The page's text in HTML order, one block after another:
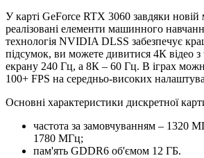
У карті GeForce RTX 3060 завдяки новій
реалізовані елементи машинного
технологія NVIDIA DLSS забезпечує
підсумок, ви можете дивитися 4К відео
екрану 240 Гц, а 8К – 60 Гц. В іграх
100+ FPS на середньо-високих
Основні характеристики дискретної
частота за замовчуванням – 1320
1780 МГц;
пам'ять GDDR6 об'ємом 12 ГБ.